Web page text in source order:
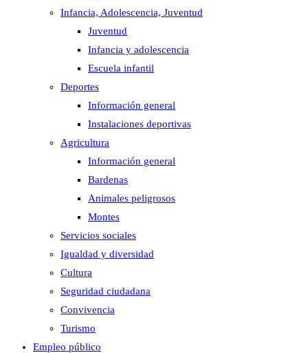
Infancia, Adolescencia, Juventud
Juventud
Infancia y adolescencia
Escuela infantil
Deportes
Información general
Instalaciones deportivas
Agricultura
Información general
Bardenas
Animales peligrosos
Montes
Servicios sociales
Igualdad y diversidad
Cultura
Seguridad ciudadana
Convivencia
Turismo
Empleo público